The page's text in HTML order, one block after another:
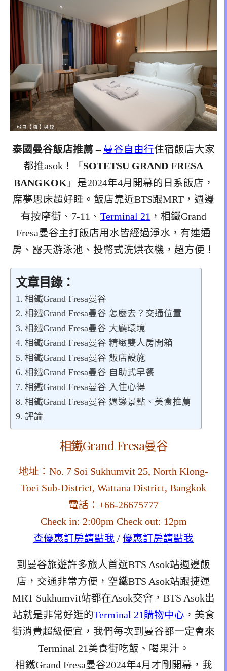
泰國曼谷飯店推薦– 曼谷自由行住宿飯店大家
都推asok！「 SOTETSU GRAND FRESA
BANGKOK 」是2024年4月開幕的日系飯店，
席夢思床超好睡。飯店靠近BTS跟MRT，週邊
有按摩街、7-11、 Terminal 21 ，相鐵Grand
Fresa曼谷主打飯店用水皆經過淨水，有連通
房、露天游泳池、投幣式洗烘衣機，超方便！
文章目錄：
相鐵Grand Fresa曼谷
相鐵Grand Fresa曼谷 怎麼去？交通位置
相鐵Grand Fresa曼谷 大廳環境
相鐵Grand Fresa曼谷 精緻雙人房開箱
相鐵Grand Fresa曼谷 飯店設施
相鐵Grand Fresa曼谷 自助式早餐
相鐵Grand Fresa曼谷 入住心得
相鐵Grand Fresa曼谷 週邊景點、美食推薦
評論
相鐵Grand Fresa曼谷
地址：No. 7 Soi Sukhumvit 25, North Klong-
Toei Sub-District, Wattana District, Bangkok
電話：+66-26675777
Check in: 2:00pm Check out: 12pm
查優惠訂房請點我 / 優惠訂房請點我
到曼谷旅遊許多旅人首選BTS Asok站週邊飯
店，交通非常方便，空鐵BTS Asok站跟捷運
MRT Sukhumvit站都在Asok交會，BTS Asok出
站就是非常好逛的Terminal 21購物中心 ，美食
街消費超級便宜，我們每次到曼谷都一定會來
Terminal 21美食街吃飯、喝果汁。
相鐵Grand Fresa曼谷2024年4月才剛開幕，我